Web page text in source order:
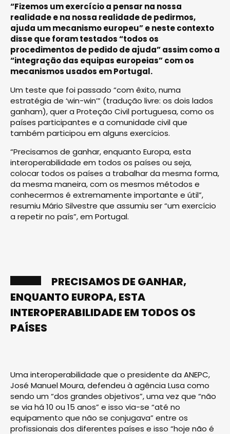
“Fizemos um exercício a pensar na nossa
realidade e na nossa realidade de pedirmos,
ajuda um mecanismo europeu” e neste contexto
disse que foram testados “todos os
procedimentos de pedido de ajuda” assim como a
“integração das equipas europeias” com os
mecanismos usados em Portugal.
Um teste que foi passado “com êxito, numa
estratégia de ‘win-win’” (tradução livre: os dois lados
ganham), quer a Proteção Civil portuguesa, como os
países participantes e a comunidade civil que
também participou em alguns exercícios.
“Precisamos de ganhar, enquanto Europa, esta
interoperabilidade em todos os países ou seja,
colocar todos os países a trabalhar da mesma forma,
da mesma maneira, com os mesmos métodos e
conhecermos é extremamente importante e útil”,
resumiu Mário Silvestre que assumiu ser “um exercício
a repetir no país”, em Portugal.
PRECISAMOS DE GANHAR,
ENQUANTO EUROPA, ESTA
INTEROPERABILIDADE EM TODOS OS
PAÍSES
Uma interoperabilidade que o presidente da ANEPC,
José Manuel Moura, defendeu à agência Lusa como
sendo um “dos grandes objetivos”, uma vez que “não
se via há 10 ou 15 anos” e isso via-se “até no
equipamento que não se conjugava” entre os
profissionais dos diferentes países e isso “hoje não é